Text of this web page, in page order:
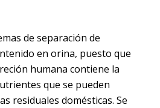
de separación de
en orina, puesto que
humana contiene la
que se pueden
residuales domésticas. Se